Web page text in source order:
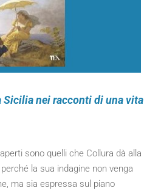
Sicilia nei racconti di una vita
sono quelli che Collura dà alla
la sua indagine non venga
ma sia espressa sul piano